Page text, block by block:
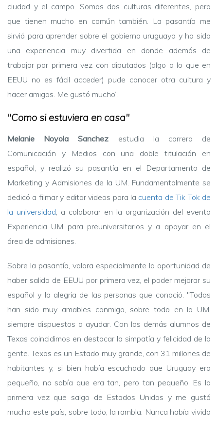
ciudad y el campo. Somos dos culturas diferentes, pero
que tienen mucho en común también. La pasantía me
sirvió para aprender sobre el gobierno uruguayo y ha sido
una experiencia muy divertida en donde además de
trabajar por primera vez con diputados (algo a lo que en
EEUU no es fácil acceder) pude conocer otra cultura y
hacer amigos. Me gustó mucho”.
"Como si estuviera en casa"
Melanie Noyola Sanchez estudia la carrera de
Comunicación y Medios con una doble titulación en
español, y realizó su pasantía en el Departamento de
Marketing y Admisiones de la UM. Fundamentalmente se
dedicó a filmar y editar videos para la cuenta de Tik Tok de
la universidad, a colaborar en la organización del evento
Experiencia UM para preuniversitarios y a apoyar en el
área de admisiones.
Sobre la pasantía, valora especialmente la oportunidad de
haber salido de EEUU por primera vez, el poder mejorar su
español y la alegría de las personas que conoció. "Todos
han sido muy amables conmigo, sobre todo en la UM,
siempre dispuestos a ayudar. Con los demás alumnos de
Texas coincidimos en destacar la simpatía y felicidad de la
gente. Texas es un Estado muy grande, con 31 millones de
habitantes y, si bien había escuchado que Uruguay era
pequeño, no sabía que era tan, pero tan pequeño. Es la
primera vez que salgo de Estados Unidos y me gustó
mucho este país, sobre todo, la rambla. Nunca había vivido